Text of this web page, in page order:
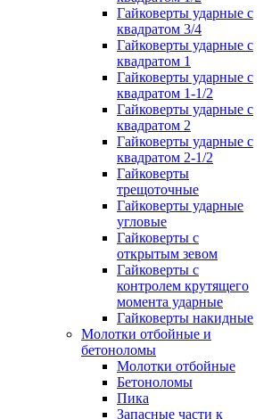
Гайковерты ударные с
квадратом 3/4
Гайковерты ударные с
квадратом 1
Гайковерты ударные с
квадратом 1-1/2
Гайковерты ударные с
квадратом 2
Гайковерты ударные с
квадратом 2-1/2
Гайковерты
трещоточные
Гайковерты ударные
угловые
Гайковерты с
открытым зевом
Гайковерты с
контролем крутящего
момента ударные
Гайковерты накидные
Молотки отбойные и
бетоноломы
Молотки отбойные
Бетоноломы
Пика
Запасные части к